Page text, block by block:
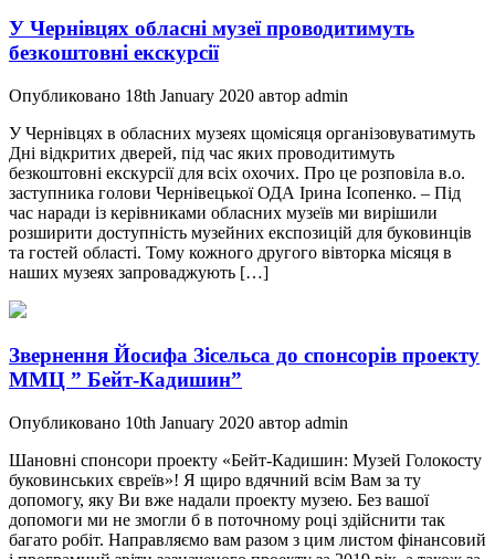
У Чернівцях обласні музеї проводитимуть
безкоштовні екскурсії
Опубликовано 18th January 2020 автор admin
У Чернівцях в обласних музеях щомісяця організовуватимуть
Дні відкритих дверей, під час яких проводитимуть
безкоштовні екскурсії для всіх охочих. Про це розповіла в.о.
заступника голови Чернівецької ОДА Ірина Ісопенко. – Під
час наради із керівниками обласних музеїв ми вирішили
розширити доступність музейних експозицій для буковинців
та гостей області. Тому кожного другого вівторка місяця в
наших музеях запроваджують […]
Звернення Йосифа Зісельса до спонсорів проекту
ММЦ ” Бейт-Кадишин”
Опубликовано 10th January 2020 автор admin
Шановні спонсори проекту «Бейт-Кадишин: Музей Голокосту
буковинських євреїв»! Я щиро вдячний всім Вам за ту
допомогу, яку Ви вже надали проекту музею. Без вашої
допомоги ми не змогли б в поточному році здійснити так
багато робіт. Направляємо вам разом з цим листом фінансовий